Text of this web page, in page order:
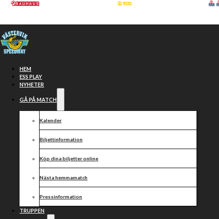
Hoppa till huvudinnehåll
HEM
ESS PLAY
NYHETER
GÅ PÅ MATCH
Kalender
Biljettinformation
Köp dina biljetter online
Nästa hemmamatch
Pressinformation
TRUPPEN
Seger borta
mot